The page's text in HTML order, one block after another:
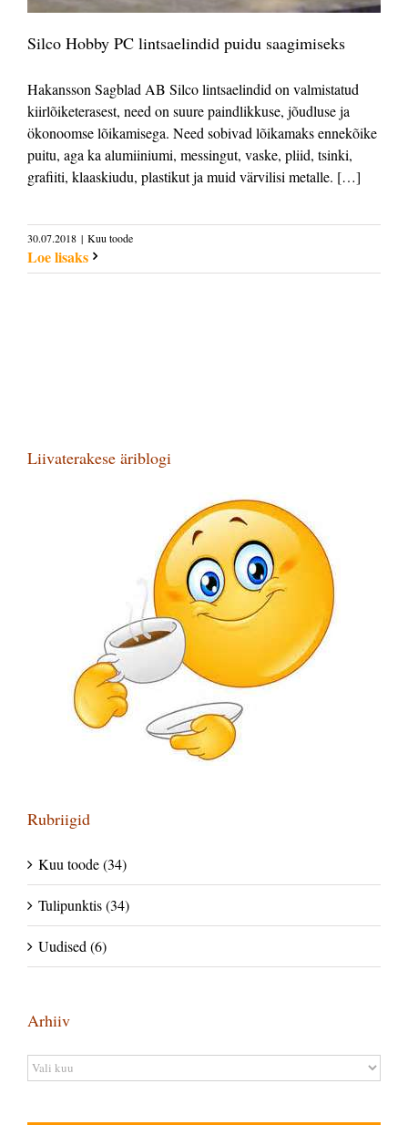
Silco Hobby PC lintsaelindid puidu saagimiseks
Hakansson Sagblad AB Silco lintsaelindid on valmistatud
kiirlõiketerasest, need on suure paindlikkuse, jõudluse ja
ökonoomse lõikamisega. Need sobivad lõikamaks ennekõike
puitu, aga ka alumiiniumi, messingut, vaske, pliid, tsinki,
grafiiti, klaaskiudu, plastikut ja muid värvilisi metalle. […]
30.07.2018 | Kuu toode
Loe lisaks
Liivaterakese äriblogi
Rubriigid
Kuu toode (34)
Tulipunktis (34)
Uudised (6)
Arhiiv
Arhiiv